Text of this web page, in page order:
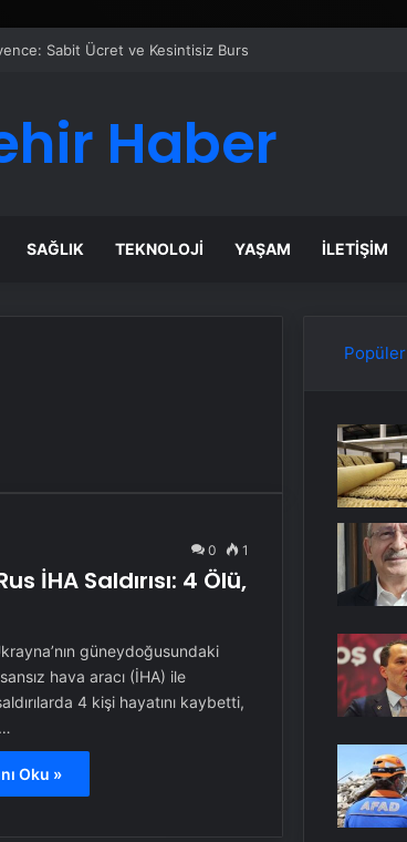
Sabit Ücret ve Kesintisiz Burs
Haber
SAĞLIK TEKNOLOJI YAŞAM İLETIŞIM
0 1
İHA Saldırısı: 4 Ölü,
güneydoğusundaki
hava aracı (İHA) ile
4 kişi hayatını kaybetti,
Oku »
Popüler